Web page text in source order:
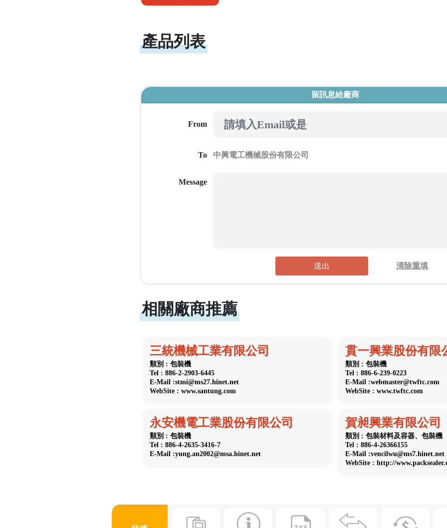
產品列表
留訊息給廠商
From
To
Message
送出 清除重填
相關廠商推薦
三統機械工業有限公司
類別 : 包裝機
Tel : 886-2-2903-6445
E-Mail :stmi@ms27.hinet.net
WebSite : www.santung.com
貫一興業股份有限
類別 : 包裝機
Tel : 886-6-239-0223
E-Mail :webmaster@twftc.com
WebSite : www.twftc.com
永安機電工業股份有限公司
類別 : 包裝機
Tel : 886-4-2635-3416-7
E-Mail :yung.an2002@msa.hinet.net
賀昶興業有限公司
類別 : 包裝材料及容器、包裝機
Tel : 886-4-26366155
E-Mail :vencilwu@ms7.hinet.net
WebSite : http://